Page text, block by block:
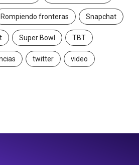
Rompiendo fronteras Snapchat
Super Bowl TBT
twitter video